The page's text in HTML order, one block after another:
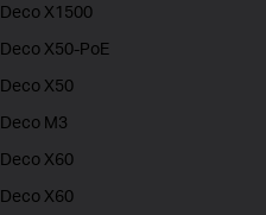
Deco X1500
Deco X50-PoE
Deco X50
Deco M3
Deco X60
Deco X60